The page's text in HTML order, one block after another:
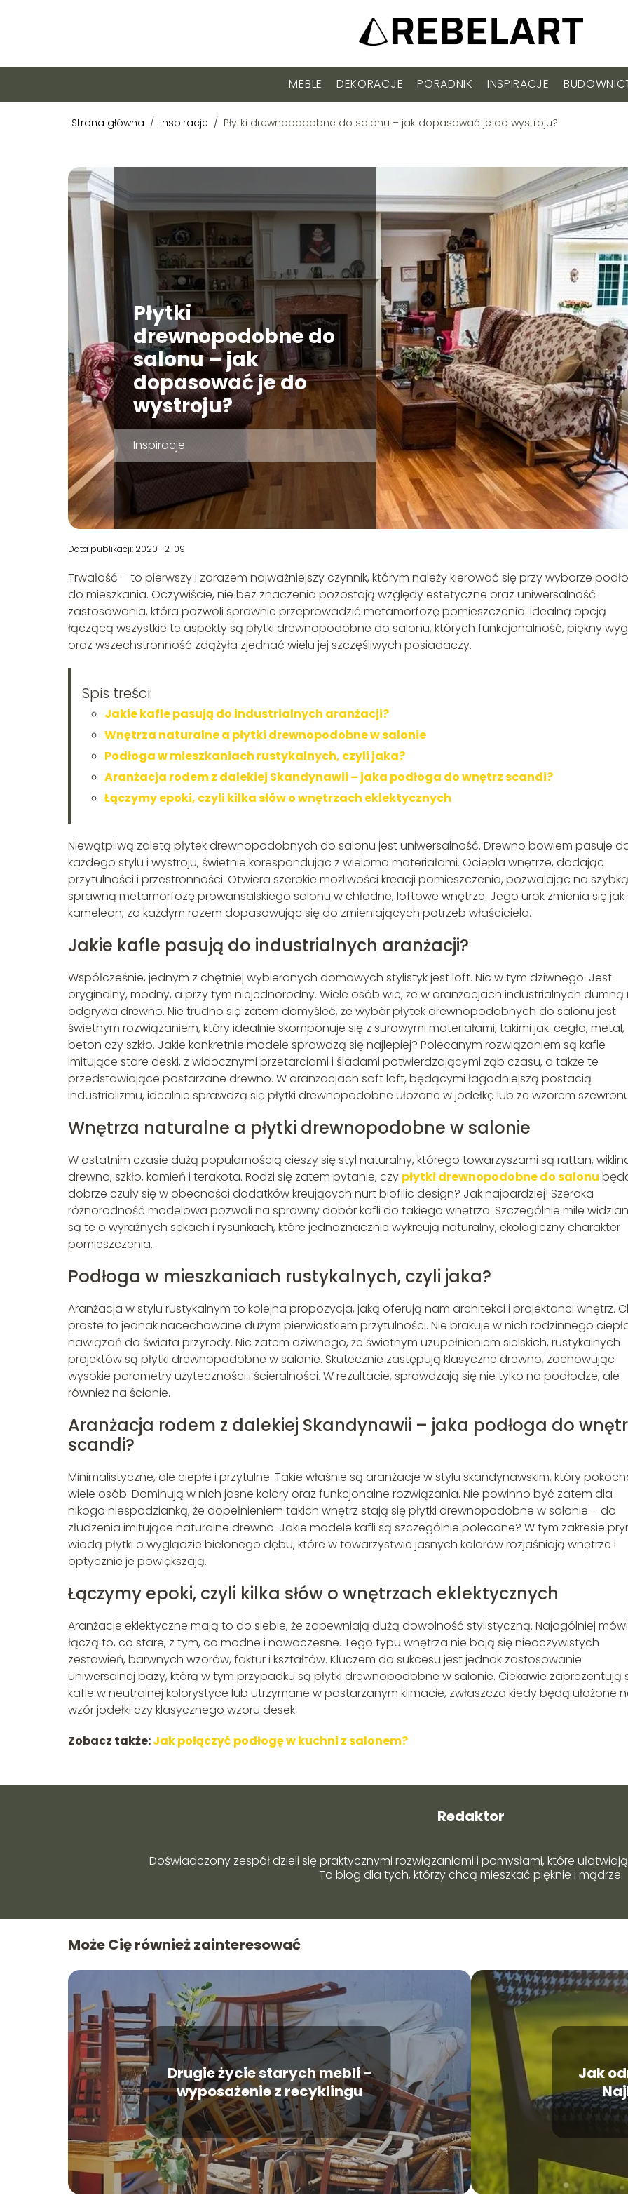
MEBLE DEKORACJE PORADNIK INSPIRACJE
Strona główna / Inspiracje / Płytki drewnopodobne do salonu – jak dopasować je do wystroju?
Płytki
drewnopodobne do
salonu – jak
dopasować je do
wystroju?
Inspiracje
Data publikacji: 2020-12-09
Trwałość – to pierwszy i zarazem najważniejszy czynnik, którym należy kierować się przy wyborze
do mieszkania. Oczywiście, nie bez znaczenia pozostają względy estetyczne oraz uniwersalność
zastosowania, która pozwoli sprawnie przeprowadzić metamorfozę pomieszczenia. Idealną opcją
łączącą wszystkie te aspekty są płytki drewnopodobne do salonu, których funkcjonalność, piękny
oraz wszechstronność zdążyła zjednać wielu jej szczęśliwych posiadaczy.
Spis treści:
Jakie kafle pasują do industrialnych aranżacji?
Wnętrza naturalne a płytki drewnopodobne w salonie
Podłoga w mieszkaniach rustykalnych, czyli jaka?
Aranżacja rodem z dalekiej Skandynawii – jaka podłoga do wnętrz scandi?
Łączymy epoki, czyli kilka słów o wnętrzach eklektycznych
Niewątpliwą zaletą płytek drewnopodobnych do salonu jest uniwersalność. Drewno bowiem pasuje
każdego stylu i wystroju, świetnie korespondując z wieloma materiałami. Ociepla wnętrze, dodając
przytulności i przestronności. Otwiera szerokie możliwości kreacji pomieszczenia, pozwalając na
sprawną metamorfozę prowansalskiego salonu w chłodne, loftowe wnętrze. Jego urok zmienia się jak
kameleon, za każdym razem dopasowując się do zmieniających potrzeb właściciela.
Jakie kafle pasują do industrialnych aranżacji?
Współcześnie, jednym z chętniej wybieranych domowych stylistyk jest loft. Nic w tym dziwnego. Jest
oryginalny, modny, a przy tym niejednorodny. Wiele osób wie, że w aranżacjach industrialnych dumną
odgrywa drewno. Nie trudno się zatem domyśleć, że wybór płytek drewnopodobnych do salonu jest
świetnym rozwiązaniem, który idealnie skomponuje się z surowymi materiałami, takimi jak: cegła, metal,
beton czy szkło. Jakie konkretnie modele sprawdzą się najlepiej? Polecanym rozwiązaniem są kafle
imitujące stare deski, z widocznymi przetarciami i śladami potwierdzającymi ząb czasu, a także te
przedstawiające postarzane drewno. W aranżacjach soft loft, będącymi łagodniejszą postacią
industrializmu, idealnie sprawdzą się płytki drewnopodobne ułożone w jodełkę lub ze wzorem
Wnętrza naturalne a płytki drewnopodobne w salonie
W ostatnim czasie dużą popularnością cieszy się styl naturalny, którego towarzyszami są rattan,
drewno, szkło, kamień i terakota. Rodzi się zatem pytanie, czy płytki drewnopodobne do salonu
dobrze czuły się w obecności dodatków kreujących nurt biofilic design? Jak najbardziej! Szeroka
różnorodność modelowa pozwoli na sprawny dobór kafli do takiego wnętrza. Szczególnie mile
są te o wyraźnych sękach i rysunkach, które jednoznacznie wykreują naturalny, ekologiczny charakter
pomieszczenia.
Podłoga w mieszkaniach rustykalnych, czyli jaka?
Aranżacja w stylu rustykalnym to kolejna propozycja, jaką oferują nam architekci i projektanci wnętrz.
proste to jednak nacechowane dużym pierwiastkiem przytulności. Nie brakuje w nich rodzinnego
nawiązań do świata przyrody. Nic zatem dziwnego, że świetnym uzupełnieniem sielskich, rustykalnych
projektów są płytki drewnopodobne w salonie. Skutecznie zastępują klasyczne drewno, zachowując
wysokie parametry użyteczności i ścieralności. W rezultacie, sprawdzają się nie tylko na podłodze, ale
również na ścianie.
Aranżacja rodem z dalekiej Skandynawii – jaka podłoga do
scandi?
Minimalistyczne, ale ciepłe i przytulne. Takie właśnie są aranżacje w stylu skandynawskim, który
wiele osób. Dominują w nich jasne kolory oraz funkcjonalne rozwiązania. Nie powinno być zatem dla
nikogo niespodzianką, że dopełnieniem takich wnętrz stają się płytki drewnopodobne w salonie – do
złudzenia imitujące naturalne drewno. Jakie modele kafli są szczególnie polecane? W tym zakresie
wiodą płytki o wyglądzie bielonego dębu, które w towarzystwie jasnych kolorów rozjaśniają wnętrze i
optycznie je powiększają.
Łączymy epoki, czyli kilka słów o wnętrzach eklektycznych
Aranżacje eklektyczne mają to do siebie, że zapewniają dużą dowolność stylistyczną. Najogólniej
łączą to, co stare, z tym, co modne i nowoczesne. Tego typu wnętrza nie boją się nieoczywistych
zestawień, barwnych wzorów, faktur i kształtów. Kluczem do sukcesu jest jednak zastosowanie
uniwersalnej bazy, którą w tym przypadku są płytki drewnopodobne w salonie. Ciekawie zaprezentują
kafle w neutralnej kolorystyce lub utrzymane w postarzanym klimacie, zwłaszcza kiedy będą ułożone
wzór jodełki czy klasycznego wzoru desek.
Zobacz także:Jak połączyć podłogę w kuchni z salonem?
Redaktor
Doświadczony zespół dzieli się praktycznymi rozwiązaniami i pomysłami, które
To blog dla tych, którzy chcą mieszkać pięknie i mądrze.
Może Cię również zainteresować
Drugie życie starych mebli –
wyposażenie z recyklingu
Jak